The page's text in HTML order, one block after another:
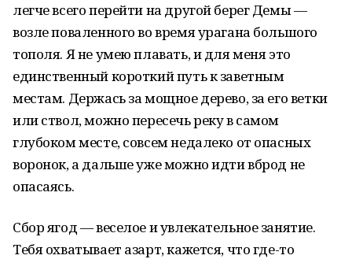
легче всего перейти на другой берег Демы —
возле поваленного во время урагана большого
тополя. Я не умею плавать, и для меня это
единственный короткий путь к заветным
местам. Держась за мощное дерево, за его ветки
или ствол, можно пересечь реку в самом
глубоком месте, совсем недалеко от опасных
воронок, а дальше уже можно идти вброд не
опасаясь.
Сбор ягод — веселое и увлекательное занятие.
Тебя охватывает азарт, кажется, что где-то